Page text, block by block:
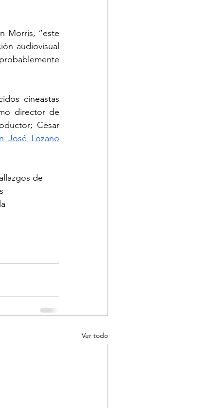
Morris, “este
audiovisual
cineastas
director de
César
José Lozano
de
Ver todo